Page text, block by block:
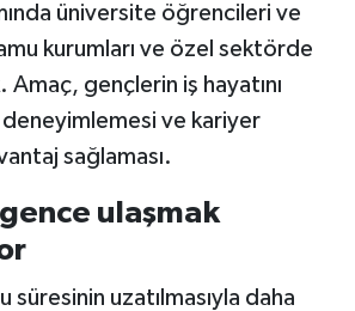
üniversite öğrencileri ve
kurumları ve özel sektörde
gençlerin iş hayatını
ve kariyer
sağlaması.
ulaşmak
süresinin uzatılmasıyla daha